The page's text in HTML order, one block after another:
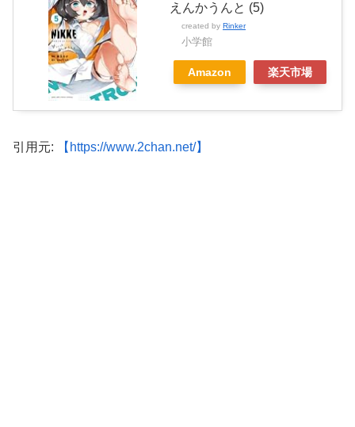
えんかうんと (5)
created by Rinker
小学館
Amazon 楽天市場
引用元: 【https://www.2chan.net/】